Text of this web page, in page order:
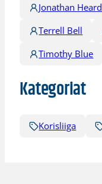
Jonathan Heard
Terrell Bell
Timothy Blue
Kategoriat
Korisliiga